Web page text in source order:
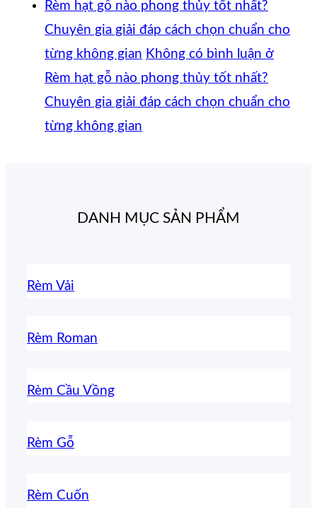
Rèm hạt gỗ nào phong thủy tốt nhất?
Chuyên gia giải đáp cách chọn chuẩn cho
từng không gian Không có bình luận ở
Rèm hạt gỗ nào phong thủy tốt nhất?
Chuyên gia giải đáp cách chọn chuẩn cho
từng không gian
DANH MỤC SẢN PHẨM
Rèm Vải
Rèm Roman
Rèm Cầu Vồng
Rèm Gỗ
Rèm Cuốn